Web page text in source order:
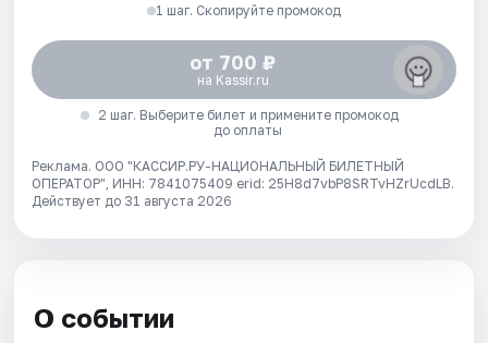
1 шаг. Скопируйте промокод
от 700 ₽
на Kassir.ru
2 шаг. Выберите билет и примените промокод
до оплаты
Реклама. ООО "КАССИР.РУ-НАЦИОНАЛЬНЫЙ БИЛЕТНЫЙ
ОПЕРАТОР", ИНН: 7841075409 erid: 25H8d7vbP8SRTvHZrUcdLB.
Действует до 31 августа 2026
О событии